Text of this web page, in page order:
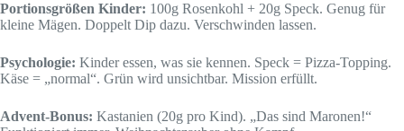
Portionsgrößen Kinder: 100g Rosenkohl + 20g Speck. Genug für
kleine Mägen. Doppelt Dip dazu. Verschwinden lassen.
Psychologie: Kinder essen, was sie kennen. Speck = Pizza-Topping.
Käse = „normal“. Grün wird unsichtbar. Mission erfüllt.
Advent-Bonus: Kastanien (20g pro Kind). „Das sind Maronen!“